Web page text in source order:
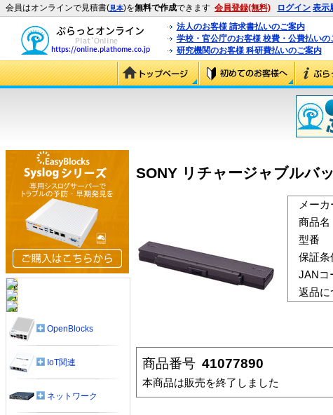
会員はオンラインで見積書(見本)を無料で作成できます 会員登録(無料) ログイン 表示
法人のお客様 請求書払いのご案内
学校・官公庁のお客様 校費・公費払いの
研究機関のお客様 科研費払いのご案内
SONY リチャージャブルバ
メーカ
商品名
型番
保証条
JANコ
返品に
商品番号 41077890
本商品は販売を終了しました
OpenBlocks
IoT関連
ネットワーク